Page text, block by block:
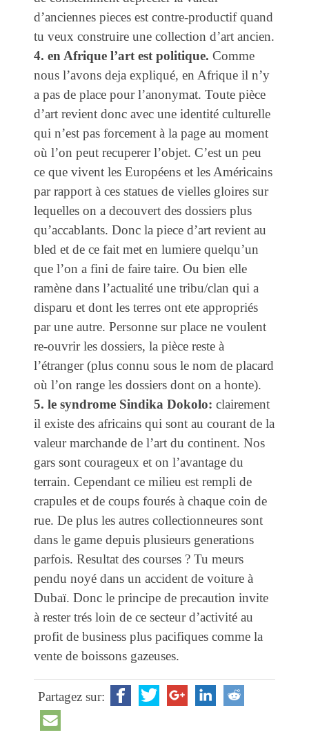
d’anciennes pieces est contre-productif quand
tu veux construire une collection d’art ancien.
4. en Afrique l’art est politique. Comme
nous l’avons deja expliqué, en Afrique il n’y
a pas de place pour l’anonymat. Toute pièce
d’art revient donc avec une identité culturelle
qui n’est pas forcement à la page au moment
où l’on peut recuperer l’objet. C’est un peu
ce que vivent les Européens et les Américains
par rapport à ces statues de vielles gloires sur
lequelles on a decouvert des dossiers plus
qu’accablants. Donc la piece d’art revient au
bled et de ce fait met en lumiere quelqu’un
que l’on a fini de faire taire. Ou bien elle
ramène dans l’actualité une tribu/clan qui a
disparu et dont les terres ont ete appropriés
par une autre. Personne sur place ne voulent
re-ouvrir les dossiers, la pièce reste à
l’étranger (plus connu sous le nom de placard
où l’on range les dossiers dont on a honte).
5. le syndrome Sindika Dokolo: clairement
il existe des africains qui sont au courant de la
valeur marchande de l’art du continent. Nos
gars sont courageux et on l’avantage du
terrain. Cependant ce milieu est rempli de
crapules et de coups fourés à chaque coin de
rue. De plus les autres collectionneures sont
dans le game depuis plusieurs generations
parfois. Resultat des courses ? Tu meurs
pendu noyé dans un accident de voiture à
Dubaï. Donc le principe de precaution invite
à rester trés loin de ce secteur d’activité au
profit de business plus pacifiques comme la
vente de boissons gazeuses.
Partagez sur: